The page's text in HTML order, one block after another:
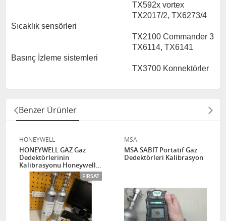
TX592x vortex
TX2017/2, TX6273/4
Sıcaklık sensörleri
TX2100 Commander 3
TX6114, TX6141
Basınç İzleme sistemleri
TX3700 Konnektörler
Benzer Ürünler
HONEYWELL
HONEYWELL GAZ Gaz
Dedektörlerinin
Kalibrasyonu Honeywell
Kalibrasyon ÜniteleriFIRSAT
MSA
MSA SABİT Portatif Gaz
Dedektörleri Kalibrasyon